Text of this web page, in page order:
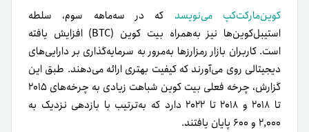
کوین‌مارکت‌کپ می‌نویسد که در سه‌ماهه سوم، سلطه
استیبل‌کوین‌ها نیز به‌همراه بیت کوین (BTC) افزایش یافته
است. کاربران بازار رمزارزها به‌مرور به سرمایه‌گذاری بر دارایی‌های
دیجیتالی روی می‌آورند که کیفیت بهتری ارائه می‌دهند. طبق این
گزارش، چرخه فعلی بیت کوین شباهت زیادی به چرخه‌های ۲۰۱۵
تا ۲۰۱۸ و ۲۰۱۸ تا ۲۰۲۲ دارد که به‌ترتیب با بازدهی نزدیک به
۲,۰۰۰ و ۶۰۰ پایان یافتند.